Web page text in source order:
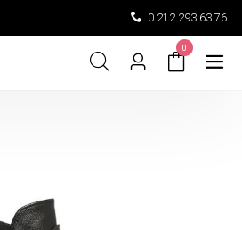
0 212 293 63 76
0